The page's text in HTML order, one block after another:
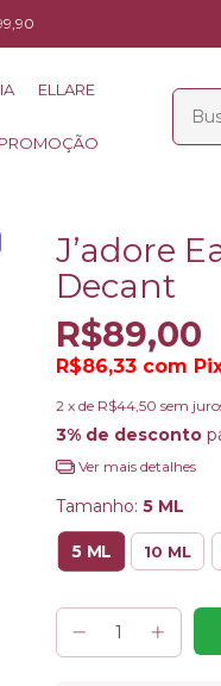
ELLARE
J’adore
Decant
R$89,00
R$86,33 com
2 x de R$44,50 sem
3% de desconto
Ver mais detalhes
Tamanho: 5 ML
5 ML 10 ML